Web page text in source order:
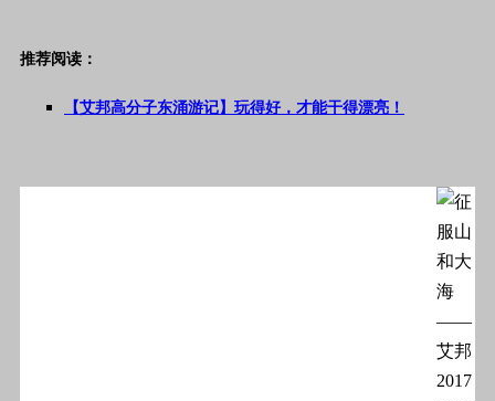
推荐阅读：
【艾邦高分子东涌游记】玩得好，才能干得漂亮！